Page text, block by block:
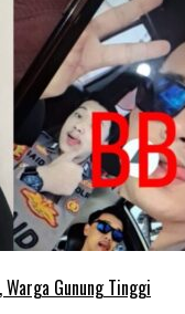
Gunung Tinggi